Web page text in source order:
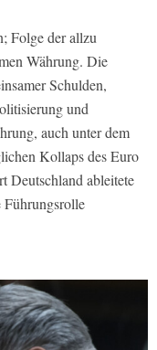
Folge der allzu
Währung. Die
Schulden,
und
auch unter dem
Kollaps des Euro
Deutschland ableitete
Führungsrolle